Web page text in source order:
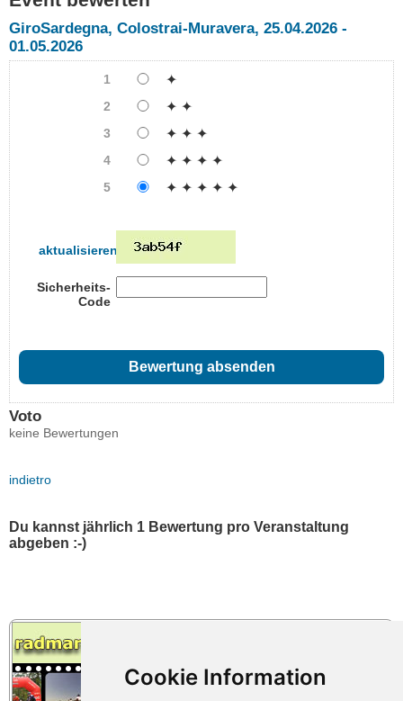
GiroSardegna, Colostrai-Muravera, 25.04.2026 -
01.05.2026
1 ✦
2 ✦ ✦
3 ✦ ✦ ✦
4 ✦ ✦ ✦ ✦
5 ✦ ✦ ✦ ✦ ✦
aktualisieren
Sicherheits-
Code
Voto
keine Bewertungen
indietro
Du kannst jährlich 1 Bewertung pro Veranstaltung
abgeben :-)